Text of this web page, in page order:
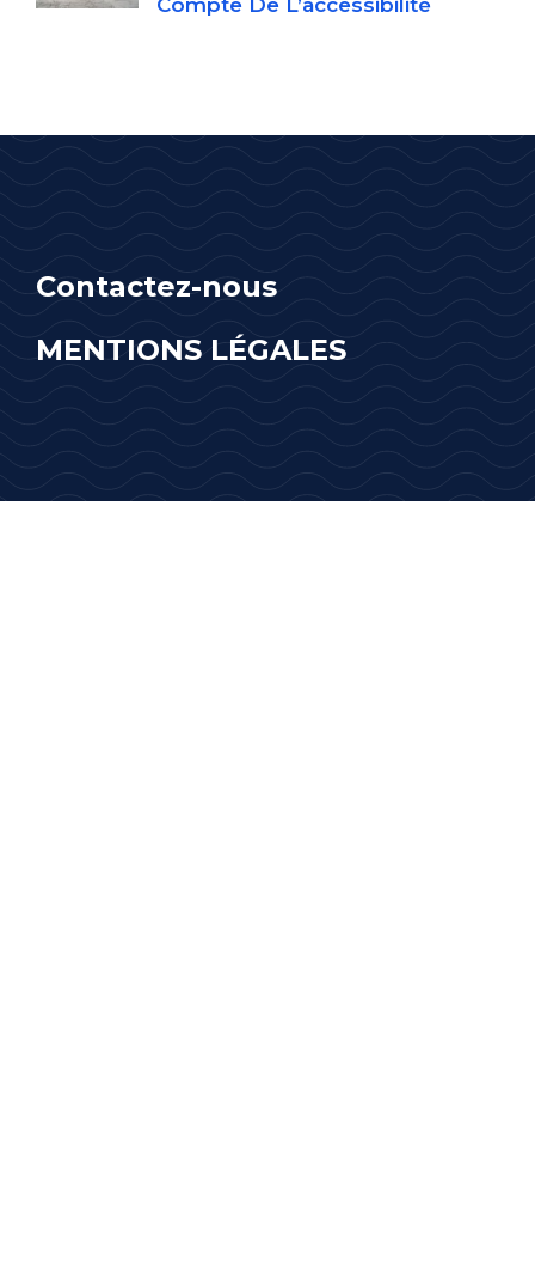
Compte De L’accessibilité
Contactez-nous
MENTIONS LÉGALES